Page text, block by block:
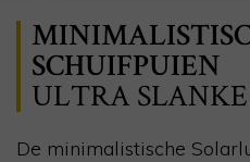
SCHUIFPUIEN
ULTRA
De minimalistische